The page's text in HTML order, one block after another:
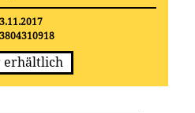
hatten die Oeschs.
aber auch für die
die Dritten, für all
und Ausland und für
erhältlich